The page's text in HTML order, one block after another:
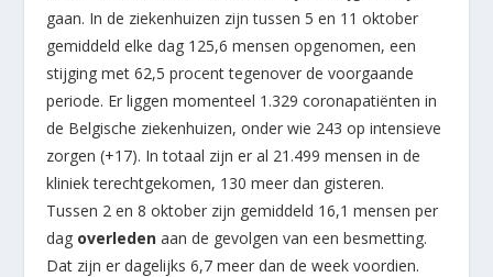
gaan. In de ziekenhuizen zijn tussen 5 en 11 oktober
gemiddeld elke dag 125,6 mensen opgenomen, een
stijging met 62,5 procent tegenover de voorgaande
periode. Er liggen momenteel 1.329 coronapatiënten in
de Belgische ziekenhuizen, onder wie 243 op intensieve
zorgen (+17). In totaal zijn er al 21.499 mensen in de
kliniek terechtgekomen, 130 meer dan gisteren.
Tussen 2 en 8 oktober zijn gemiddeld 16,1 mensen per
dag overleden aan de gevolgen van een besmetting.
Dat zijn er dagelijks 6,7 meer dan de week voordien.